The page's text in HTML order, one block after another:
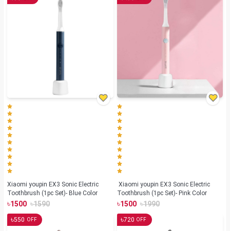
Xiaomi youpin EX3 Sonic Electric
Toothbrush (1pc Set)- Blue Color
৳1500 ৳1590
Toothbrush (1pc Set)- Pink Color
৳1500 ৳1990
৳550 OFF ৳720 OFF